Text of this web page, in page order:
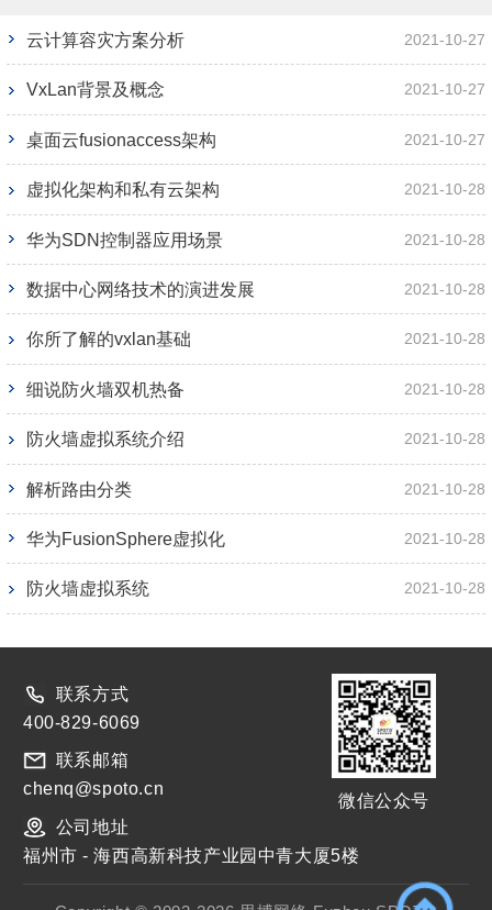
云计算容灾方案分析 2021-10-27
VxLan背景及概念 2021-10-27
桌面云fusionaccess架构 2021-10-27
虚拟化架构和私有云架构 2021-10-28
华为SDN控制器应用场景 2021-10-28
数据中心网络技术的演进发展 2021-10-28
你所了解的vxlan基础 2021-10-28
细说防火墙双机热备 2021-10-28
防火墙虚拟系统介绍 2021-10-28
解析路由分类 2021-10-28
华为FusionSphere虚拟化 2021-10-28
防火墙虚拟系统 2021-10-28
联系方式
400-829-6069
联系邮箱
chenq@spoto.cn
公司地址
微信公众号
福州市 - 海西高新科技产业园中青大厦5楼